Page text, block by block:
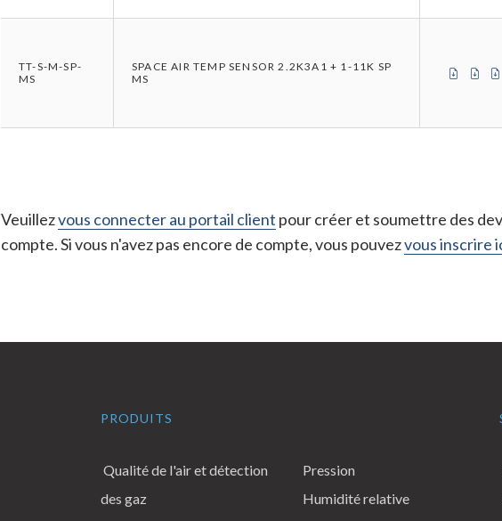
TT-S-M-SP-
MS
SPACE AIR TEMP SENSOR 2.2K3A1 + 1-11K SP
MS
Veuillezvous connecter au portail client pour créer et soumettre des
compte. Si vous n'avez pas encore de compte, vous pouvezvous inscrire
PRODUITS
Qualité de l'air et détection
des gaz
Pression
Humidité relative